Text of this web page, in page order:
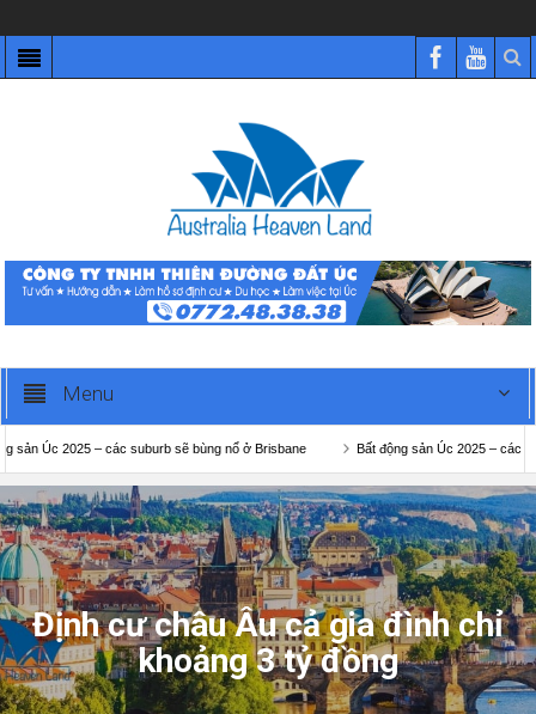
Menu
2025 – các suburb sẽ bùng nổ ở Brisbane Bất động sản Úc 2025 – các suburb
Định cư châu Âu cả gia đình chỉ
khoảng 3 tỷ đồng